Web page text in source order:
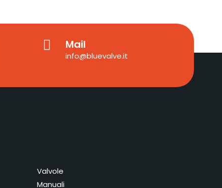
Mail
info@bluevalve.it
Valvole
Manuali